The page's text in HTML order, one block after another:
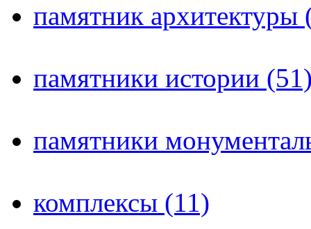
памятник архитектуры
памятники истории
памятники
комплексы (11)